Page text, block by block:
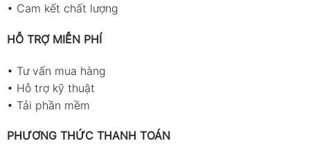
• Cam kết chất lượng
HỖ TRỢ MIỄN PHÍ
• Tư vấn mua hàng
• Hỗ trợ kỹ thuật
• Tải phần mềm
PHƯƠNG THỨC THANH TOÁN